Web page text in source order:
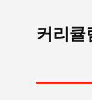
커리큘